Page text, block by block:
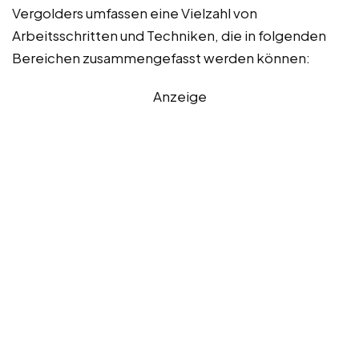
Vergolders umfassen eine Vielzahl von
Arbeitsschritten und Techniken, die in folgenden
Bereichen zusammengefasst werden können:
Anzeige